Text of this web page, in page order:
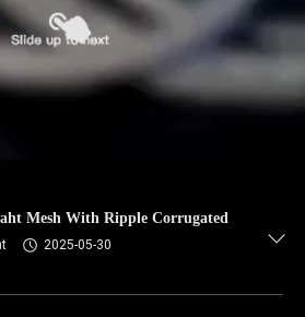
Mesh With Ripple Corrugated
2025-05-30